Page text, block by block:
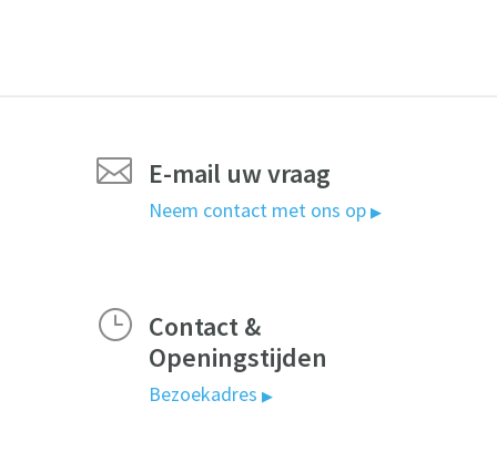
 E-mail uw vraag
Neem contact met ons op▶
} Contact &
Openingstijden
Bezoekadres▶